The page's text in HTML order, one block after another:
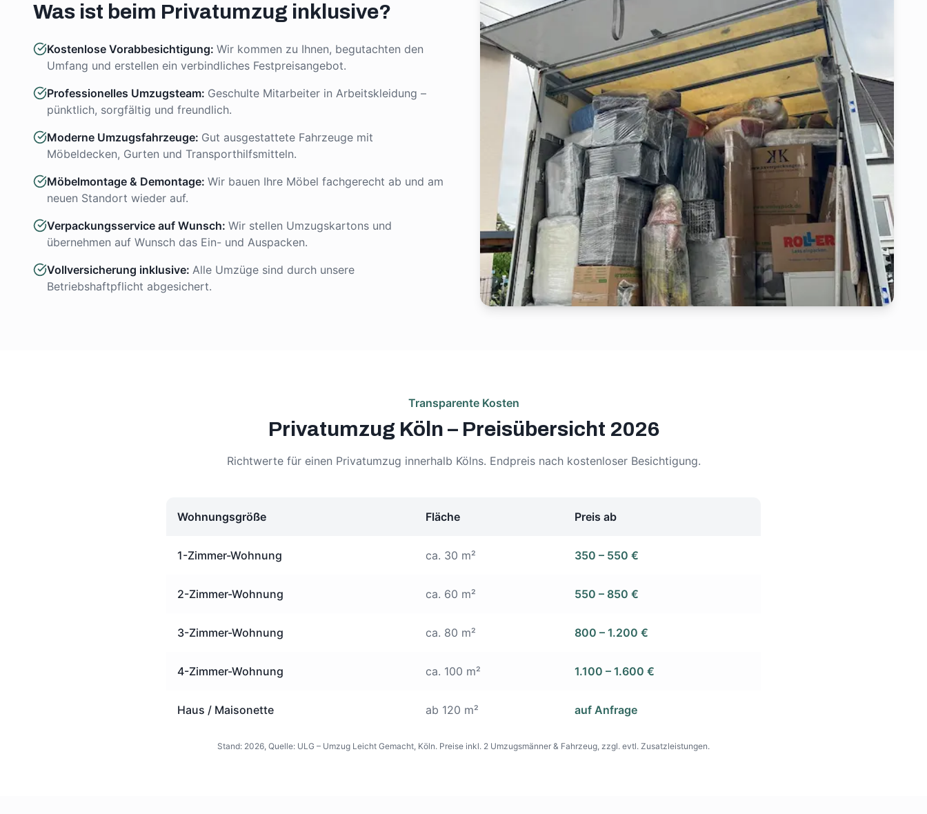
Was ist beim Privatumzug inklusive?
Kostenlose Vorabbesichtigung: Wir kommen zu Ihnen, begutachten den
Umfang und erstellen ein verbindliches Festpreisangebot.
Professionelles Umzugsteam: Geschulte Mitarbeiter in Arbeitskleidung –
pünktlich, sorgfältig und freundlich.
Moderne Umzugsfahrzeuge: Gut ausgestattete Fahrzeuge mit
Möbeldecken, Gurten und Transporthilfsmitteln.
Möbelmontage & Demontage: Wir bauen Ihre Möbel fachgerecht ab und am
neuen Standort wieder auf.
Verpackungsservice auf Wunsch: Wir stellen Umzugskartons und
übernehmen auf Wunsch das Ein- und Auspacken.
Vollversicherung inklusive: Alle Umzüge sind durch unsere
Betriebshaftpflicht abgesichert.
Transparente Kosten
Privatumzug Köln – Preisübersicht 2026
Richtwerte für einen Privatumzug innerhalb Kölns. Endpreis nach kostenloser Besichtigung.
Wohnungsgröße Fläche Preis ab
1-Zimmer-Wohnung ca. 30 m² 350 – 550 €
2-Zimmer-Wohnung ca. 60 m² 550 – 850 €
3-Zimmer-Wohnung ca. 80 m² 800 – 1.200 €
4-Zimmer-Wohnung ca. 100 m² 1.100 – 1.600 €
Haus / Maisonette ab 120 m² auf Anfrage
Stand: 2026, Quelle: ULG – Umzug Leicht Gemacht, Köln. Preise inkl. 2 Umzugsmänner & Fahrzeug, zzgl. evtl. Zusatzleistungen.